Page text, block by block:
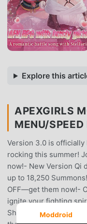
Explore this
APEXGIRLS
MENU/
Version 3.0 is officially
rocking this summer!
now!- New Version Qi
up to 18,250
OFF—get them now!-
ignite your fighting
Shining Debut! The
Moddroid